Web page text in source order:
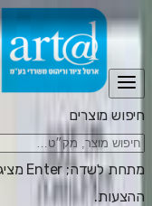
חיפוש מוצרים
ההצעות.